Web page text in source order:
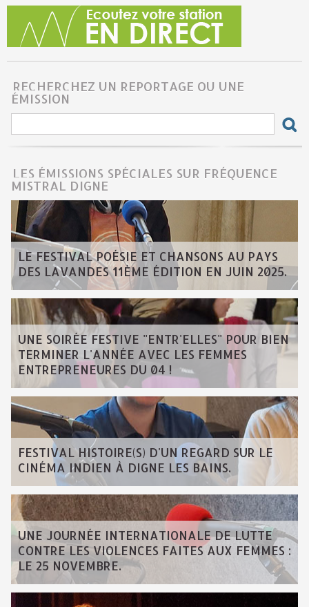
RECHERCHEZ UN REPORTAGE OU UNE
ÉMISSION
LES ÉMISSIONS SPÉCIALES SUR FRÉQUENCE
MISTRAL DIGNE
LE FESTIVAL POÉSIE ET CHANSONS AU PAYS
DES LAVANDES 11ÈME ÉDITION EN JUIN 2025.
UNE SOIRÉE FESTIVE "ENTR'ELLES" POUR BIEN
TERMINER L'ANNÉE AVEC LES FEMMES
ENTREPRENEURES DU 04 !
FESTIVAL HISTOIRE(S) D'UN REGARD SUR LE
CINÉMA INDIEN À DIGNE LES BAINS.
UNE JOURNÉE INTERNATIONALE DE LUTTE
CONTRE LES VIOLENCES FAITES AUX FEMMES :
LE 25 NOVEMBRE.